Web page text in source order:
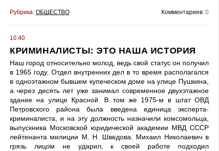
Рубрика: ОБЩЕСТВО Комментариев: 0
10:40
КРИМИНАЛИСТЫ: ЭТО НАША ИСТОРИЯ
Наш город относительно молод, ведь свой статус он получил
в 1965 году. Отдел внутренних дел в то время располагался
в одноэтажном бывшем купеческом доме на улице Пушкина,
а через десять лет уже занимал современное двухэтажное
здание на улице Красной. В том же 1975-м в штат ОВД
Петровского района была введена единица эксперта-
криминалиста, и на эту должность назначили комсомольца,
выпускника Московской юридической академии МВД СССР
лейтенанта милиции М. Н. Шведова. Михаил Николаевич в
грязь лицом не ударил, к своей работе подходил